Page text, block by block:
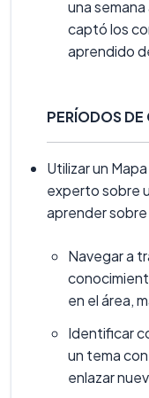
una
captó los
aprendido
PERÍODOS DE
Utilizar un
experto sobre
aprender
Navegar a
en el área,
Identificar
un tema
enlazar